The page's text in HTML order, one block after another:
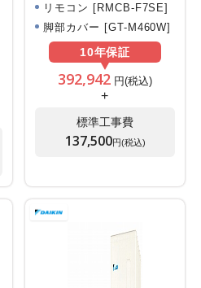
リモコン [RMCB-F7SE]
脚部カバー [GT-M460W]
10年保証
392,942 円(税込)
+
標準工事費
137,500円(税込)